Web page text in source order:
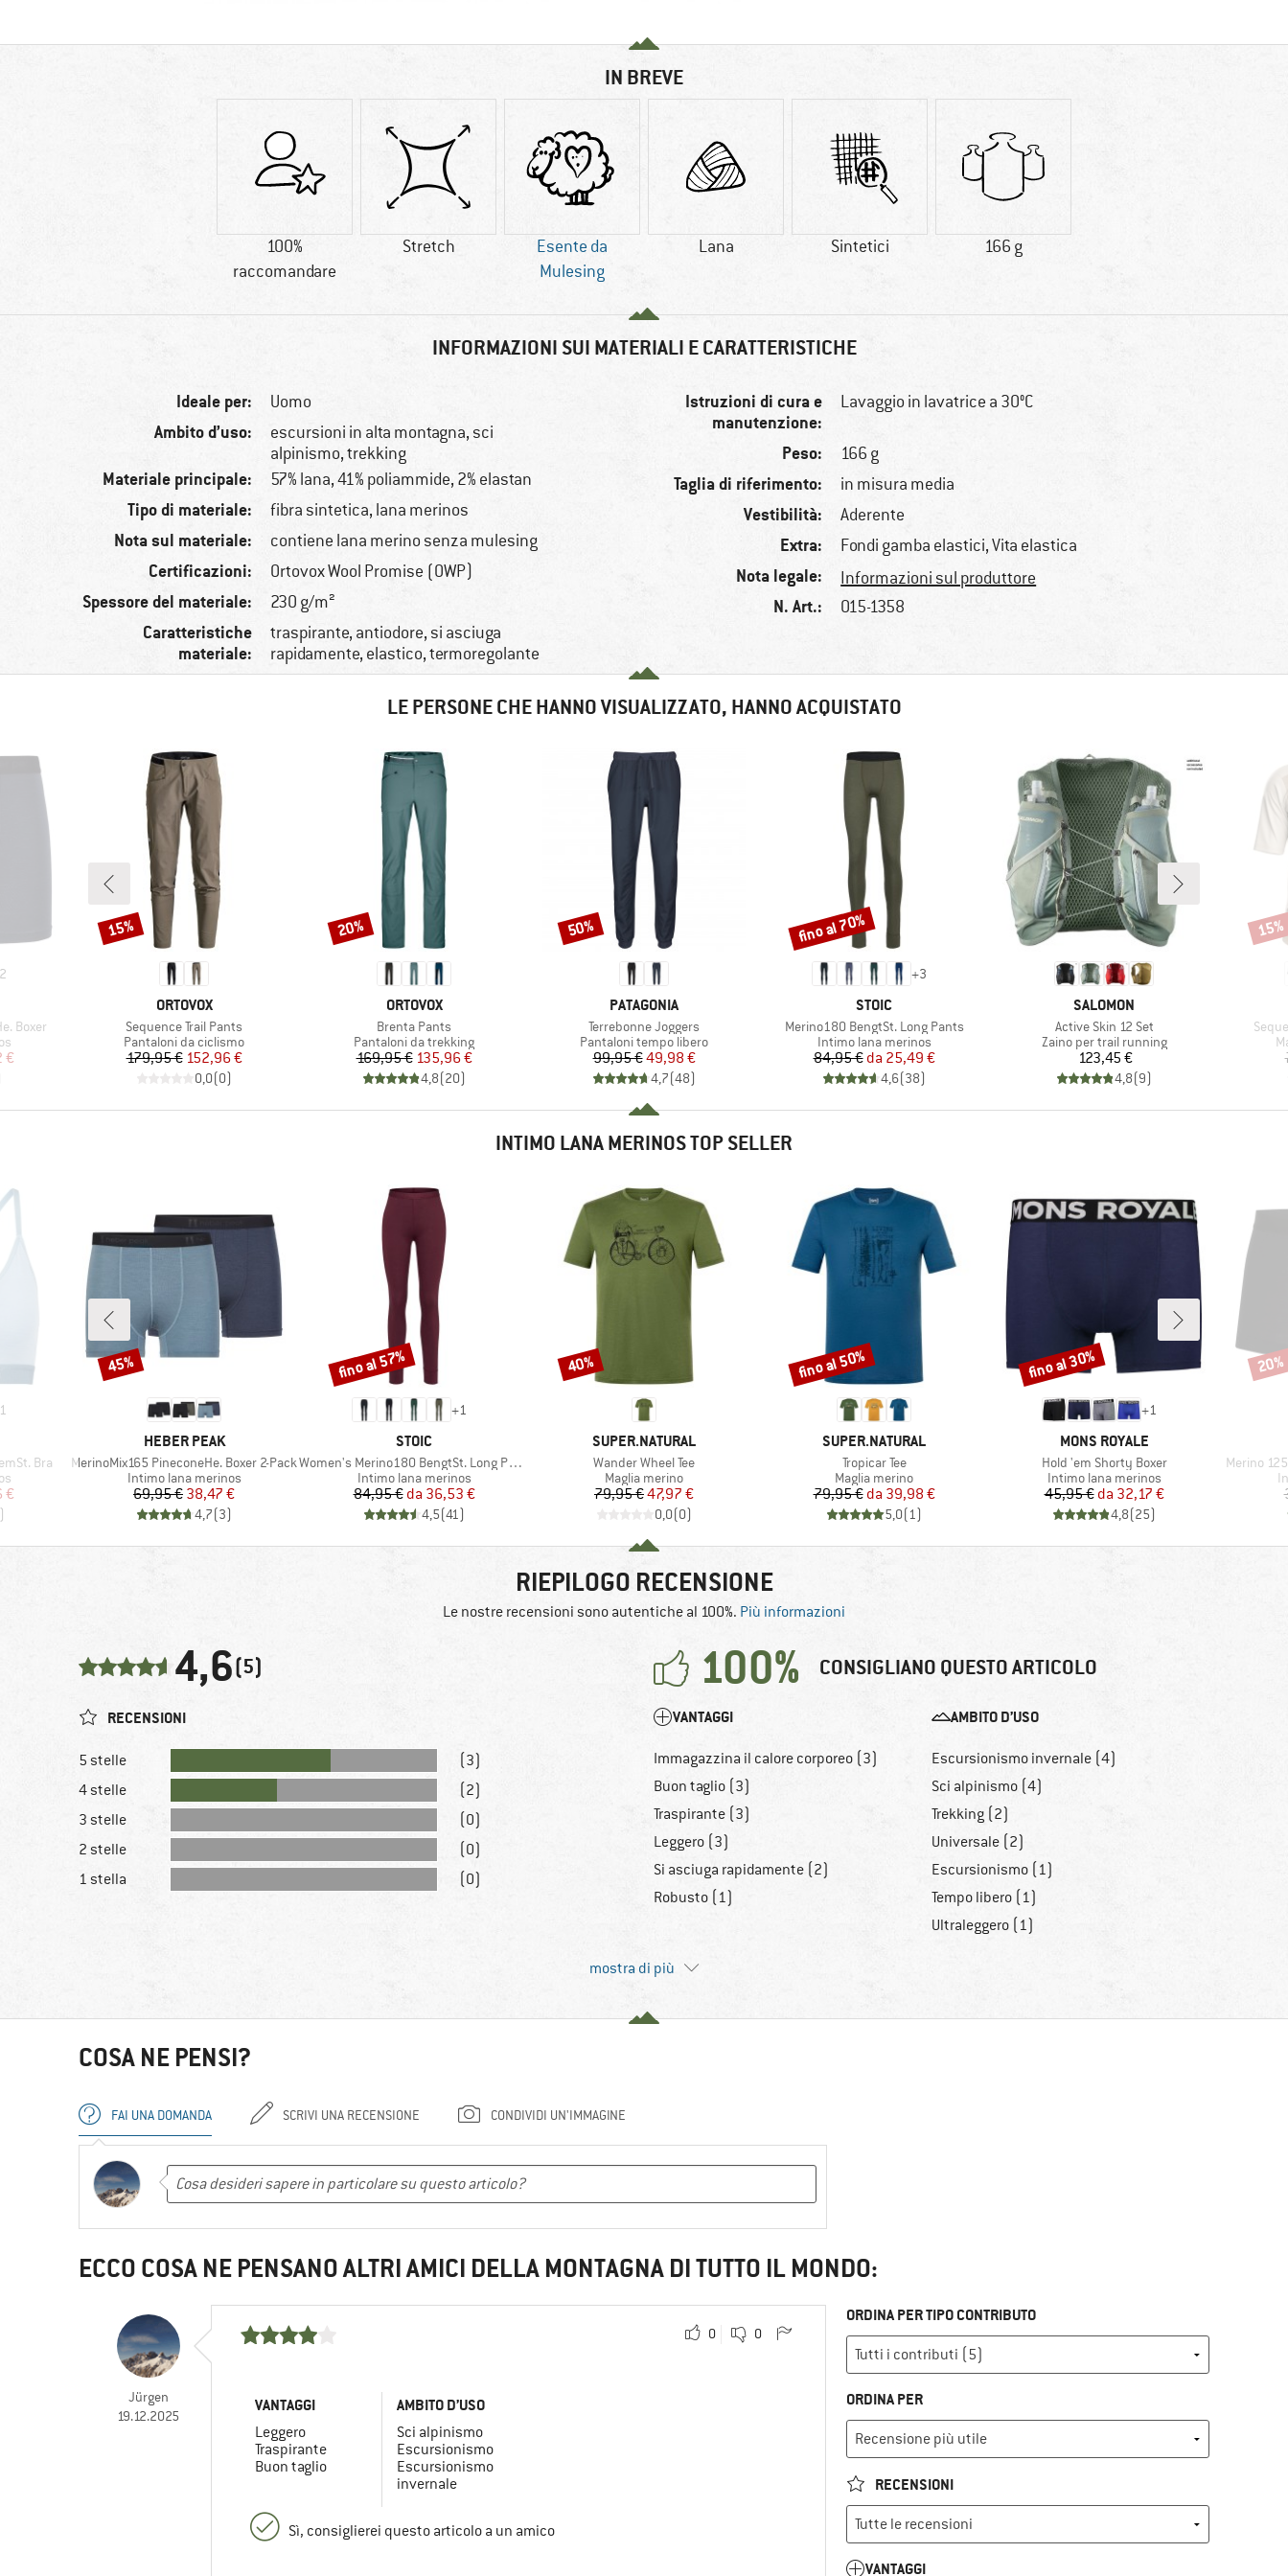
IN BREVE
100%
raccomandare
Stretch
Esente da
Mulesing
Lana Sintetici 166 g
INFORMAZIONI SUI MATERIALI E CARATTERISTICHE
Ideale per: Uomo
Ambito d’uso:
escursioni in alta montagna, sci
alpinismo, trekking
Materiale principale: 57% lana, 41% poliammide, 2% elastan
Tipo di materiale: fibra sintetica, lana merinos
Nota sul materiale: contiene lana merino senza mulesing
Certificazioni: Ortovox Wool Promise (OWP)
Spessore del materiale: 230 g/m²
Caratteristiche
materiale:
traspirante, antiodore, si asciuga
rapidamente, elastico, termoregolante
Istruzioni di cura e
manutenzione:
Lavaggio in lavatrice a 30°C
Peso: 166 g
Taglia di riferimento: in misura media
Vestibilità: Aderente
Extra: Fondi gamba elastici, Vita elastica
Nota legale: Informazioni sul produttore
N. Art.: 015-1358
LE PERSONE CHE HANNO VISUALIZZATO, HANNO ACQUISTATO
2
Boxer
€
MARCHIO
ORTOVOX
Articolo
Sequence Trail Pants
Gruppo di prodotti
Pantaloni da ciclismo
Prezzo
179,95 €Prezzo ridotto
152,96 €
0,0(0)
Sconto
15%
MARCHIO
ORTOVOX
Articolo
Brenta Pants
Gruppo di prodotti
Pantaloni da trekking
Prezzo
169,95 €Prezzo ridotto
135,96 €
4,8(20)
Sconto
20%
MARCHIO
PATAGONIA
Articolo
Terrebonne Joggers
Gruppo di prodotti
Pantaloni tempo libero
Prezzo
99,95 €Prezzo ridotto
49,98 €
4,7(48)
Sconto
50%
+3
MARCHIO
STOIC
Articolo
Merino180 BengtSt. Long Pants
Gruppo di prodotti
Intimo lana merinos
Prezzo
84,95 € Prezzo ridotto
da 25,49 €
4,6(38)
Sconto
fino al 70%
MARCHIO
SALOMON
Articolo
Active Skin 12 Set
Gruppo di prodotti
Zaino per trail running
Prezzo
123,45 €
4,8(9)
15%
INTIMO LANA MERINOS TOP SELLER
1
Bra
€
MARCHIO
HEBER PEAK
Articolo
MerinoMix165 PineconeHe. Boxer 2-Pack
Gruppo di prodotti
Intimo lana merinos
Prezzo
69,95 €Prezzo ridotto
38,47 €
4,7(3)
Sconto
45%
+1
MARCHIO
STOIC
Articolo
Women's Merino180 BengtSt. Long Pants
Gruppo di prodotti
Intimo lana merinos
Prezzo
84,95 € Prezzo ridotto
da 36,53 €
4,5(41)
Sconto
fino al 57%
MARCHIO
SUPER.NATURAL
Articolo
Wander Wheel Tee
Gruppo di prodotti
Maglia merino
Prezzo
79,95 €Prezzo ridotto
47,97 €
0,0(0)
Sconto
40%
MARCHIO
SUPER.NATURAL
Articolo
Tropicar Tee
Gruppo di prodotti
Maglia merino
Prezzo
79,95 € Prezzo ridotto
da 39,98 €
5,0(1)
Sconto
fino al 50%
+1
MARCHIO
MONS ROYALE
Articolo
Hold 'em Shorty Boxer
Gruppo di prodotti
Intimo lana merinos
Prezzo
45,95 € Prezzo ridotto
da 32,17 €
4,8(25)
Sconto
fino al 30%
Articolo
Merino
20%
RIEPILOGO RECENSIONE
Le nostre recensioni sono autentiche al 100%. Più informazioni
4,6(5) 100% CONSIGLIANO QUESTO ARTICOLO
RECENSIONI
5 stelle
(3)
4 stelle
(2)
3 stelle
(0)
2 stelle
(0)
1 stella
(0)
VANTAGGI
Immagazzina il calore corporeo (3)
Buon taglio (3)
Traspirante (3)
Leggero (3)
Si asciuga rapidamente (2)
Robusto (1)
AMBITO D’USO
Escursionismo invernale (4)
Sci alpinismo (4)
Trekking (2)
Universale (2)
Escursionismo (1)
Tempo libero (1)
Ultraleggero (1)
mostra di più
COSA NE PENSI?
FAI UNA DOMANDA SCRIVI UNA RECENSIONE CONDIVIDI UN'IMMAGINE
ECCO COSA NE PENSANO ALTRI AMICI DELLA MONTAGNA DI TUTTO IL MONDO:
Jürgen
19.12.2025
0 0
VANTAGGI
Leggero
Traspirante
Buon taglio
AMBITO D’USO
Sci alpinismo
Escursionismo
Escursionismo
invernale
Sì, consiglierei questo articolo a un amico
ORDINA PER TIPO CONTRIBUTO
ORDINA PER
RECENSIONI
VANTAGGI